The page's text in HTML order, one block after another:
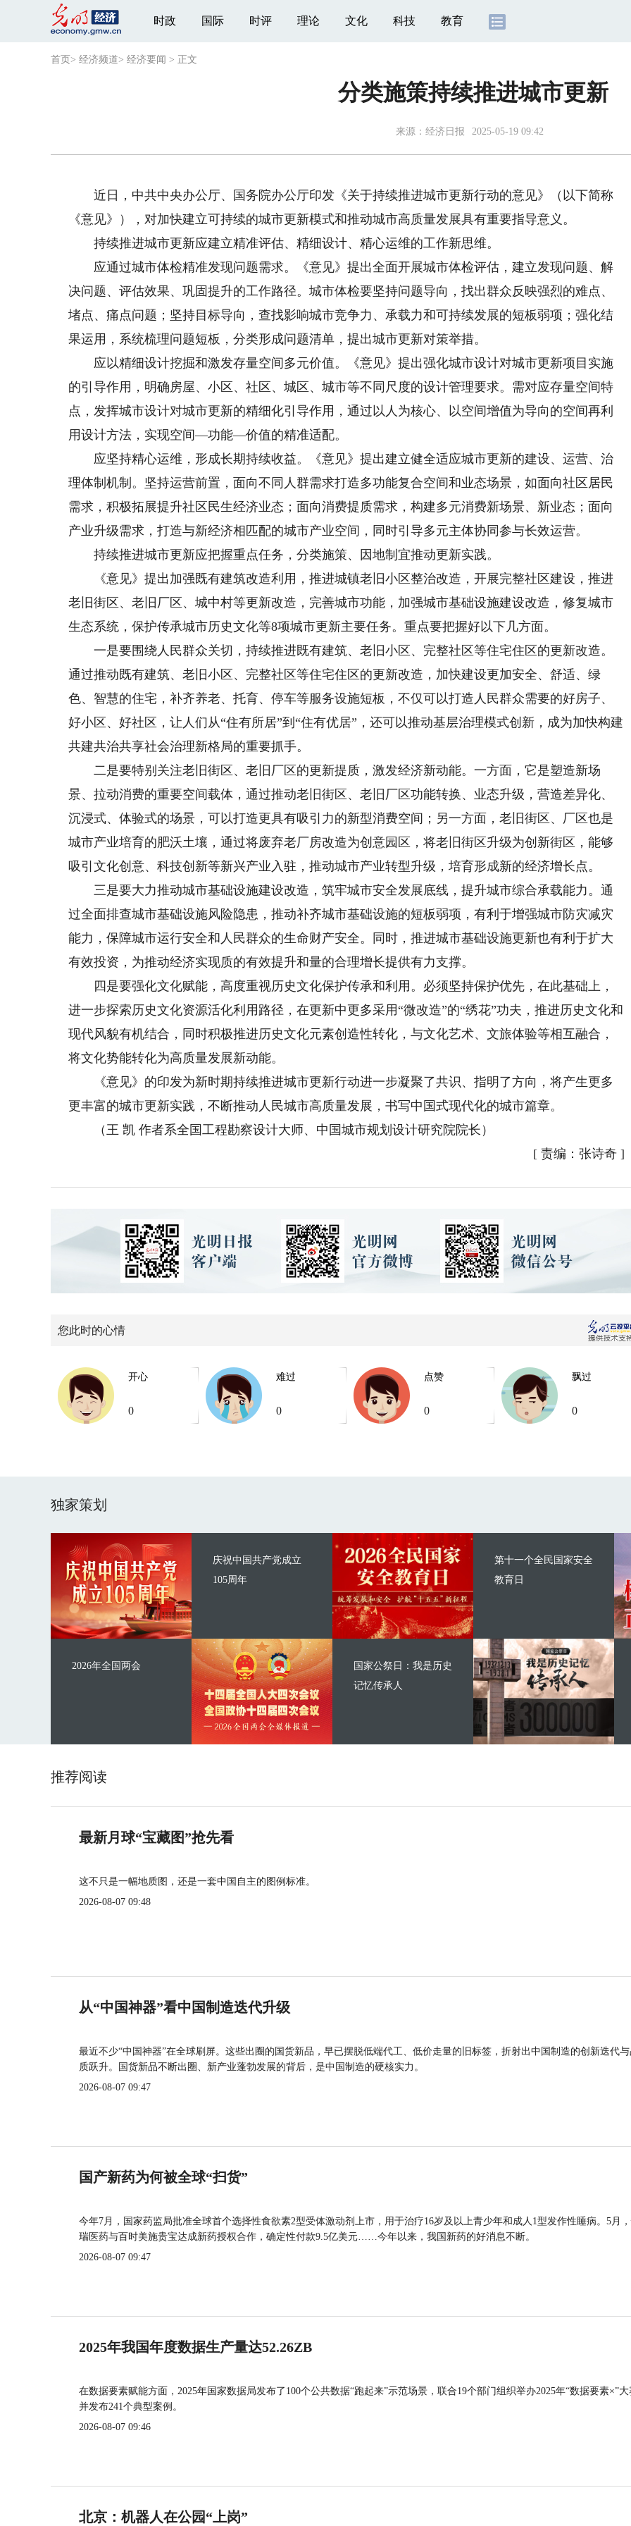
时政 国际 时评 理论 文化 科技 教育
首页 > 经济频道> 经济要闻 > 正文
分类施策持续推进城市更新
来源： 经济日报 2025-05-19 09:42
近日，中共中央办公厅、国务院办公厅印发《关于持续推进城市更新行动的意见》（以下简称
《意见》），对加快建立可持续的城市更新模式和推动城市高质量发展具有重要指导意义。
持续推进城市更新应建立精准评估、精细设计、精心运维的工作新思维。
应通过城市体检精准发现问题需求。《意见》提出全面开展城市体检评估，建立发现问题、解
决问题、评估效果、巩固提升的工作路径。城市体检要坚持问题导向，找出群众反映强烈的难点、
堵点、痛点问题；坚持目标导向，查找影响城市竞争力、承载力和可持续发展的短板弱项；强化结
果运用，系统梳理问题短板，分类形成问题清单，提出城市更新对策举措。
应以精细设计挖掘和激发存量空间多元价值。《意见》提出强化城市设计对城市更新项目实施
的引导作用，明确房屋、小区、社区、城区、城市等不同尺度的设计管理要求。需对应存量空间特
点，发挥城市设计对城市更新的精细化引导作用，通过以人为核心、以空间增值为导向的空间再利
用设计方法，实现空间—功能—价值的精准适配。
应坚持精心运维，形成长期持续收益。《意见》提出建立健全适应城市更新的建设、运营、治
理体制机制。坚持运营前置，面向不同人群需求打造多功能复合空间和业态场景，如面向社区居民
需求，积极拓展提升社区民生经济业态；面向消费提质需求，构建多元消费新场景、新业态；面向
产业升级需求，打造与新经济相匹配的城市产业空间，同时引导多元主体协同参与长效运营。
持续推进城市更新应把握重点任务，分类施策、因地制宜推动更新实践。
《意见》提出加强既有建筑改造利用，推进城镇老旧小区整治改造，开展完整社区建设，推进
老旧街区、老旧厂区、城中村等更新改造，完善城市功能，加强城市基础设施建设改造，修复城市
生态系统，保护传承城市历史文化等8项城市更新主要任务。重点要把握好以下几方面。
一是要围绕人民群众关切，持续推进既有建筑、老旧小区、完整社区等住宅住区的更新改造。
通过推动既有建筑、老旧小区、完整社区等住宅住区的更新改造，加快建设更加安全、舒适、绿
色、智慧的住宅，补齐养老、托育、停车等服务设施短板，不仅可以打造人民群众需要的好房子、
好小区、好社区，让人们从“住有所居”到“住有优居”，还可以推动基层治理模式创新，成为加快构建
共建共治共享社会治理新格局的重要抓手。
二是要特别关注老旧街区、老旧厂区的更新提质，激发经济新动能。一方面，它是塑造新场
景、拉动消费的重要空间载体，通过推动老旧街区、老旧厂区功能转换、业态升级，营造差异化、
沉浸式、体验式的场景，可以打造更具有吸引力的新型消费空间；另一方面，老旧街区、厂区也是
城市产业培育的肥沃土壤，通过将废弃老厂房改造为创意园区，将老旧街区升级为创新街区，能够
吸引文化创意、科技创新等新兴产业入驻，推动城市产业转型升级，培育形成新的经济增长点。
三是要大力推动城市基础设施建设改造，筑牢城市安全发展底线，提升城市综合承载能力。通
过全面排查城市基础设施风险隐患，推动补齐城市基础设施的短板弱项，有利于增强城市防灾减灾
能力，保障城市运行安全和人民群众的生命财产安全。同时，推进城市基础设施更新也有利于扩大
有效投资，为推动经济实现质的有效提升和量的合理增长提供有力支撑。
四是要强化文化赋能，高度重视历史文化保护传承和利用。必须坚持保护优先，在此基础上，
进一步探索历史文化资源活化利用路径，在更新中更多采用“微改造”的“绣花”功夫，推进历史文化和
现代风貌有机结合，同时积极推进历史文化元素创造性转化，与文化艺术、文旅体验等相互融合，
将文化势能转化为高质量发展新动能。
《意见》的印发为新时期持续推进城市更新行动进一步凝聚了共识、指明了方向，将产生更多
更丰富的城市更新实践，不断推动人民城市高质量发展，书写中国式现代化的城市篇章。
（王 凯 作者系全国工程勘察设计大师、中国城市规划设计研究院院长）
[ 责编：张诗奇]
您此时的心情
开心
0
难过
0
点赞
0
飘过
0
独家策划
庆祝中国共产党成立
105周年
2026年全国两会
第十一个全民国家安全
教育日
国家公祭日：我是历史
记忆传承人
推荐阅读
最新月球“宝藏图”抢先看
这不只是一幅地质图，还是一套中国自主的图例标准。
2026-08-07 09:48
从“中国神器”看中国制造迭代升级
最近不少“中国神器”在全球刷屏。这些出圈的国货新品，早已摆脱低端代工、低价走量的旧标签，折射出中国制造的创新迭代
质跃升。国货新品不断出圈、新产业蓬勃发展的背后，是中国制造的硬核实力。
2026-08-07 09:47
国产新药为何被全球“扫货”
今年7月，国家药监局批准全球首个选择性食欲素2型受体激动剂上市，用于治疗16岁及以上青少年和成人1型发作性睡病。5月
瑞医药与百时美施贵宝达成新药授权合作，确定性付款9.5亿美元……今年以来，我国新药的好消息不断。
2026-08-07 09:47
2025年我国年度数据生产量达52.26ZB
在数据要素赋能方面，2025年国家数据局发布了100个公共数据“跑起来”示范场景，联合19个部门组织举办2025年“数据要素×”大
并发布241个典型案例。
2026-08-07 09:46
北京：机器人在公园“上岗”